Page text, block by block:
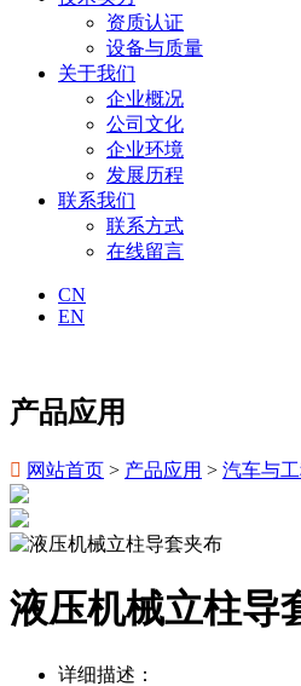
资质认证
设备与质量
关于我们
企业概况
公司文化
企业环境
发展历程
联系我们
联系方式
在线留言
CN
EN
产品应用
 网站首页 > 产品应用 > 汽车与
液压机械立柱导
详细描述：